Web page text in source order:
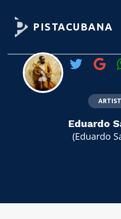
PISTACUBANA
Eduardo
(Eduardo